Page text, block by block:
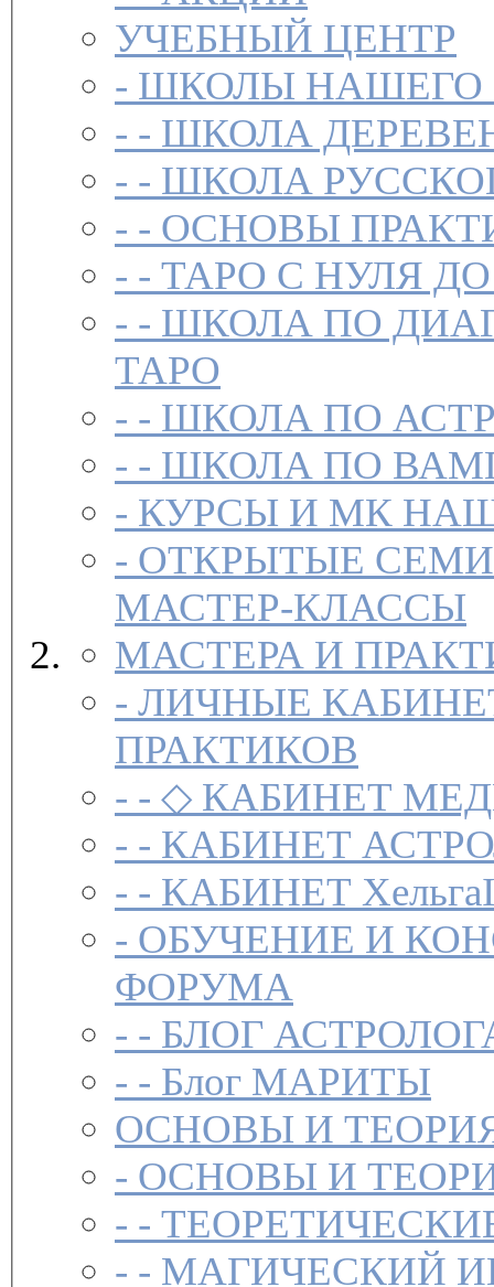
УЧЕБНЫЙ ЦЕНТР
- ШКОЛЫ НАШЕГО
- - ШКОЛА
- - ШКОЛА
- - ОСНОВЫ
- - ТАРО С НУЛЯ
- - ШКОЛА ПО
ТАРО
- - ШКОЛА ПО
- - ШКОЛА ПО
-
- ОТКРЫТЫЕ
МАСТЕР-КЛАССЫ
МАСТЕРА И
- ЛИЧНЫЕ
ПРАКТИКОВ
- - ◇ КАБИНЕТ
- - КАБИНЕТ
- - КАБИНЕТ ХельгаI
- ОБУЧЕНИЕ И
ФОРУМА
- - БЛОГ
- - Блог МАРИТЫ
ОСНОВЫ И
- ОСНОВЫ И
- -
- - МАГИЧЕСКИЙ